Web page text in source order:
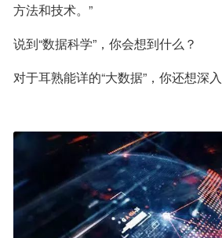
方法和技术。”
说到“数据科学”，你会想到什么？
对于耳熟能详的“大数据”，你还想深